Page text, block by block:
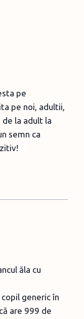
pe
pe noi, adultii,
de la adult la
semn ca
ăla cu
generic în
are 999 de